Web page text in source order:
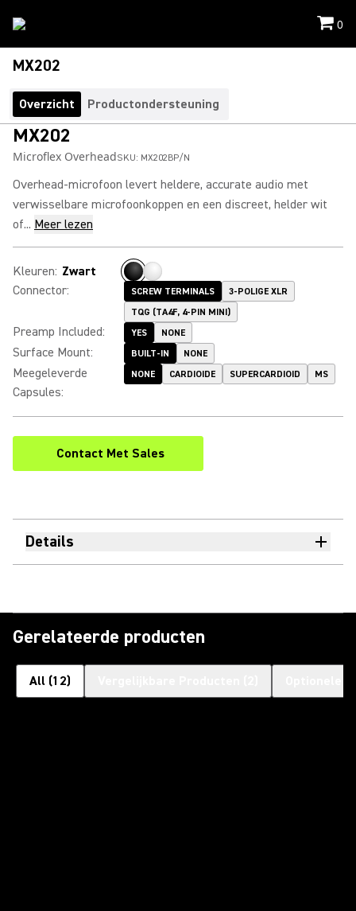
0
MX202
Overzicht Productondersteuning
MX202
Microflex OverheadSKU: MX202BP/N
Overhead-microfoon levert heldere, accurate audio met
verwisselbare microfoonkoppen en een discreet, helder wit
of... Meer lezen
Kleuren: Zwart
Connector: SCREW TERMINALS
3-POLIGE XLR
TQG (TA4F, 4-PIN MINI)
Preamp Included: YES NONE
Surface Mount: BUILT-IN NONE
Meegeleverde
Capsules:
NONE CARDIOIDE SUPERCARDIOID MS
Contact Met Sales
Details
Gerelateerde producten
All (12)